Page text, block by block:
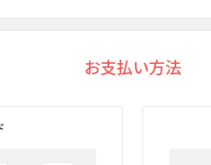
お支払い方法